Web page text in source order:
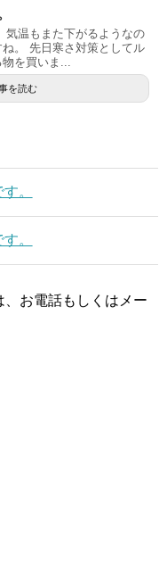
気温もまた下がるようなの
。 先日寒さ対策としてル
を買いま...
を読む
。
。
お電話もしくはメー